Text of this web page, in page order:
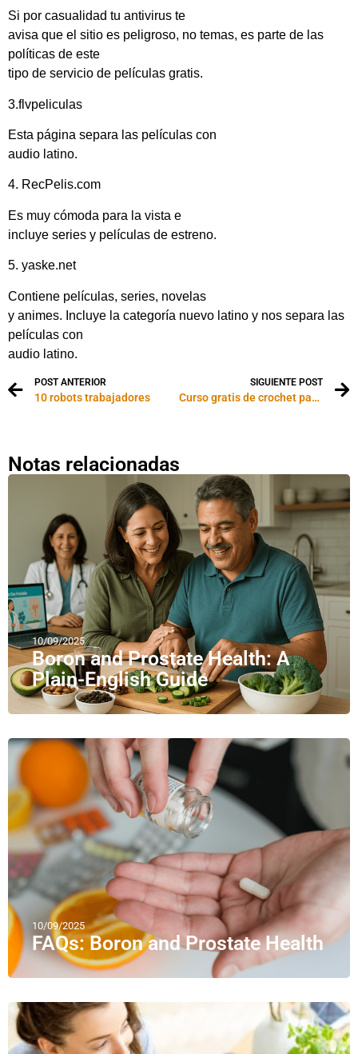
Si por casualidad tu antivirus te
avisa que el sitio es peligroso, no temas, es parte de las
políticas de este
tipo de servicio de películas gratis.
3.flvpeliculas
Esta página separa las películas con
audio latino.
4. RecPelis.com
Es muy cómoda para la vista e
incluye series y películas de estreno.
5. yaske.net
Contiene películas, series, novelas
y animes. Incluye la categoría nuevo latino y nos separa las
películas con
audio latino.
POST ANTERIOR
10 robots trabajadores
SIGUIENTE POST
Curso gratis de crochet para principiantes
Notas relacionadas
10/09/2025
Boron and Prostate Health: A
Plain-English Guide
10/09/2025
FAQs: Boron and Prostate Health